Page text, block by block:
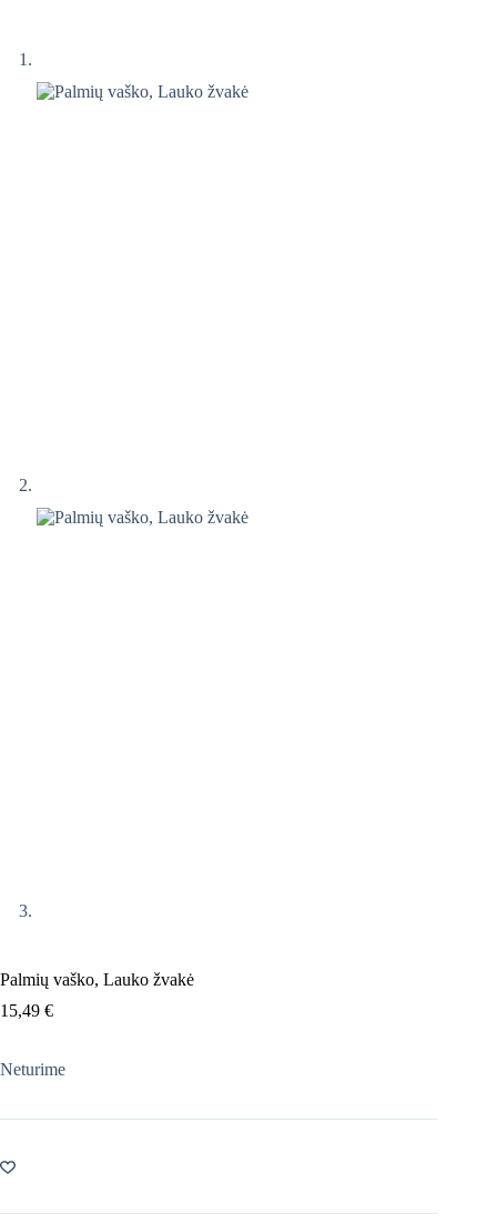
Palmių vaško, Lauko žvakė
15,49 €
Neturime